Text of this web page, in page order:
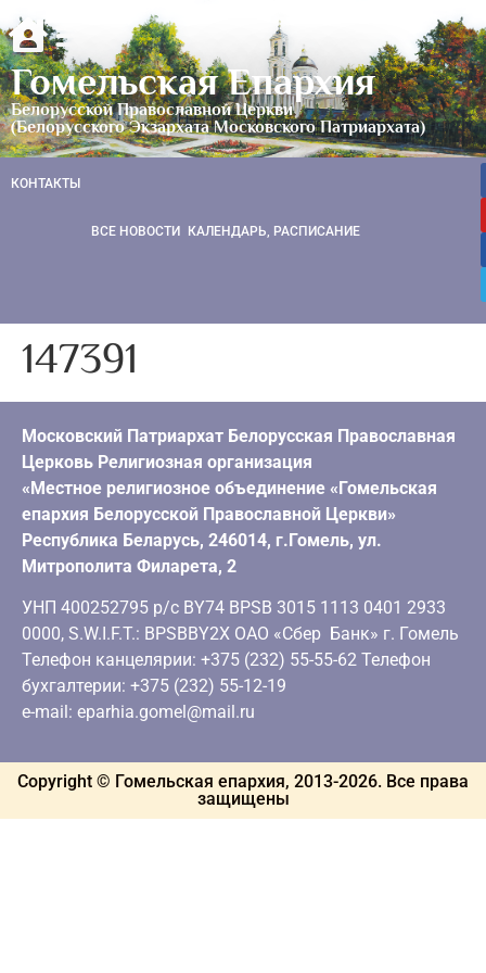
Гомельская Епархия
Белорусской Православной Церкви
(Белорусского Экзархата Московского Патриархата)
КОНТАКТЫ
ВСЕ НОВОСТИ КАЛЕНДАРЬ, РАСПИСАНИЕ
147391
Московский Патриархат Белорусская Православная
Церковь Религиозная организация
«Местное религиозное объединение «Гомельская
епархия Белорусской Православной Церкви»
Республика Беларусь, 246014, г.Гомель, ул.
Митрополита Филарета, 2
УНП 400252795 р/с BY74 BPSB 3015 1113 0401 2933
0000, S.W.I.F.T.: BPSBBY2X ОАО «Сбер Банк» г. Гомель
Телефон канцелярии: +375 (232) 55-55-62 Телефон
бухгалтерии: +375 (232) 55-12-19
e-mail: eparhia.gomel@mail.ru
Copyright © Гомельская епархия, 2013-2026. Все права
защищены